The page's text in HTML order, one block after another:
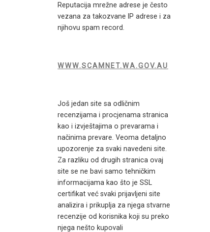
Reputacija mrežne adrese je često
vezana za takozvane IP adrese i za
njihovu spam record.
WWW.SCAMNET.WA.GOV.AU
Još jedan site sa odličnim
recenzijama i procjenama stranica
kao i izvještajima o prevarama i
načinima prevare. Veoma detaljno
upozorenje za svaki navedeni site.
Za razliku od drugih stranica ovaj
site se ne bavi samo tehničkim
informacijama kao što je SSL
certifikat već svaki prijavljeni site
analizira i prikuplja za njega stvarne
recenzije od korisnika koji su preko
njega nešto kupovali